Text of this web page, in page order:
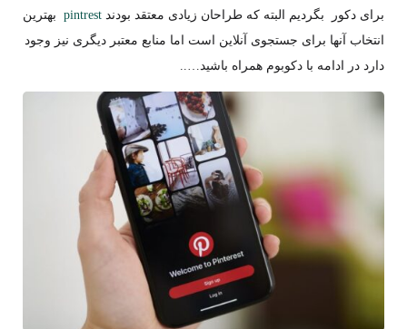
برای دکور بگردیم البته که طراحان زیادی معتقد بودند pintrest بهترین
انتخاب آنها برای جستجوی آنلاین است اما منابع معتبر دیگری نیز وجود
دارد در ادامه با دکوبوم همراه باشید…..